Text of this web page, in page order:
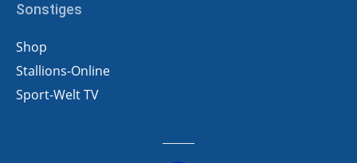
Sonstiges
Shop
Stallions-Online
Sport-Welt TV